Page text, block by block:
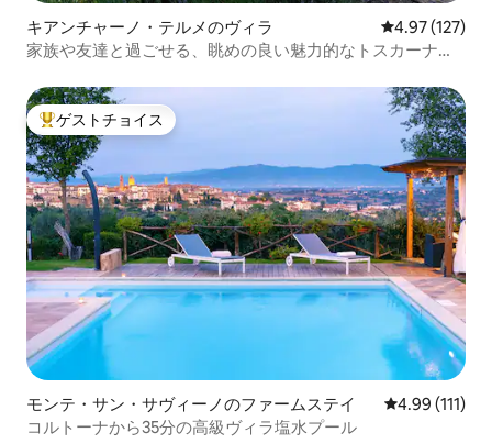
キアンチャーノ・テルメのヴィラ レビュー127
4.97 (127)
家族や友達と過ごせる、眺めの良い魅力的なトスカーナの
大好評のゲストチョイスです。
ゲストチョイス
モンテ・サン・サヴィーノのファームステイ レビュー111
4.99 (111)
コルトーナから35分の高級ヴィラ塩水プール